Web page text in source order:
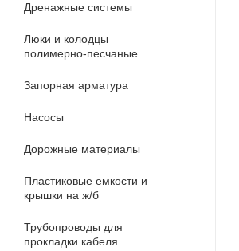
Дренажные системы
Люки и колодцы
полимерно-песчаные
Запорная арматура
Насосы
Дорожные материалы
Пластиковые емкости и
крышки на ж/б
Трубопроводы для
прокладки кабеля